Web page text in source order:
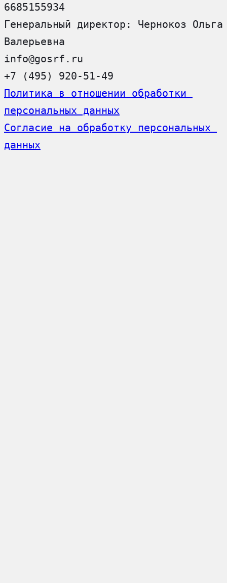
6685155934
Генеральный директор: Чернокоз Ольга
Валерьевна
info@gosrf.ru
+7 (495) 920-51-49
Политика в отношении обработки
персональных данных
Согласие на обработку персональных
данных